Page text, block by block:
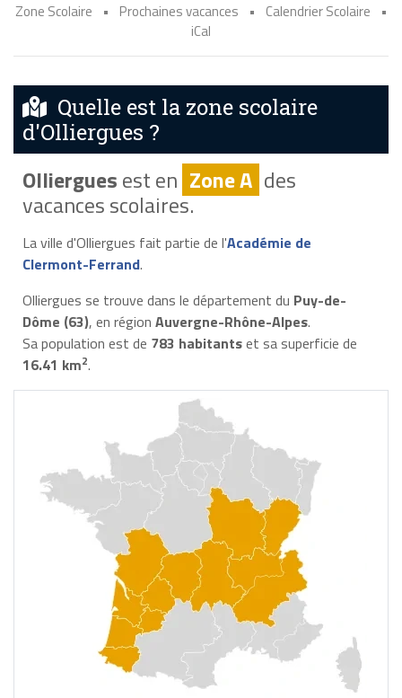
Zone Scolaire • Prochaines vacances • Calendrier Scolaire
•
iCal
Quelle est la zone scolaire
d'Olliergues ?
Ollierguesest en Zone A des
vacances scolaires.
La ville d'Olliergues fait partie de l'Académie de
Clermont-Ferrand.
Olliergues se trouve dans le département du Puy-de-
Dôme (63), en région Auvergne-Rhône-Alpes.
Sa population est de 783 habitantset sa superficie de
16.41 km2.